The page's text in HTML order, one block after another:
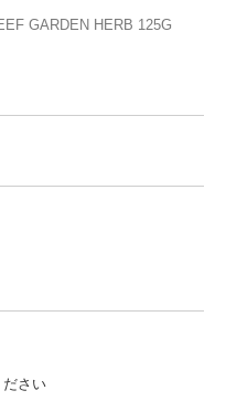
GARDEN HERB 125G
ださい